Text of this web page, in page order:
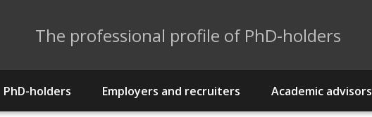
The professional profile of PhD-holders
PhD-holders Employers and recruiters Academic advisors